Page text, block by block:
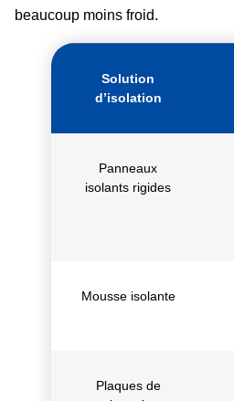
beaucoup moins froid.
Solution
d’isolation
Panneaux
isolants rigides
Mousse isolante
Plaques de